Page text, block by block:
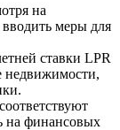
на
меры для
ставки LPR
недвижимости,
на финансовых